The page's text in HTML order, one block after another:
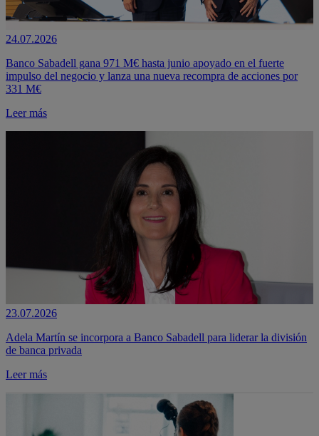
24.07.2026
Banco Sabadell gana 971 M€ hasta junio apoyado en el fuerte
impulso del negocio y lanza una nueva recompra de acciones por
331 M€
Leer más
23.07.2026
Adela Martín se incorpora a Banco Sabadell para liderar la división
de banca privada
Leer más